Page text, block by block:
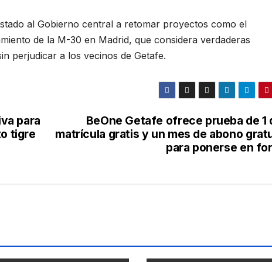
al Gobierno central a retomar proyectos como el
de la M-30 en Madrid, que considera verdaderas
perjudicar a los vecinos de Getafe.
BeOne Getafe ofrece prueba de 1
matrícula gratis y un mes de abono
para ponerse en
para
tigre